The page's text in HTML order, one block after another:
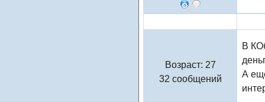
Возраст: 27
32 сообщений
В
А